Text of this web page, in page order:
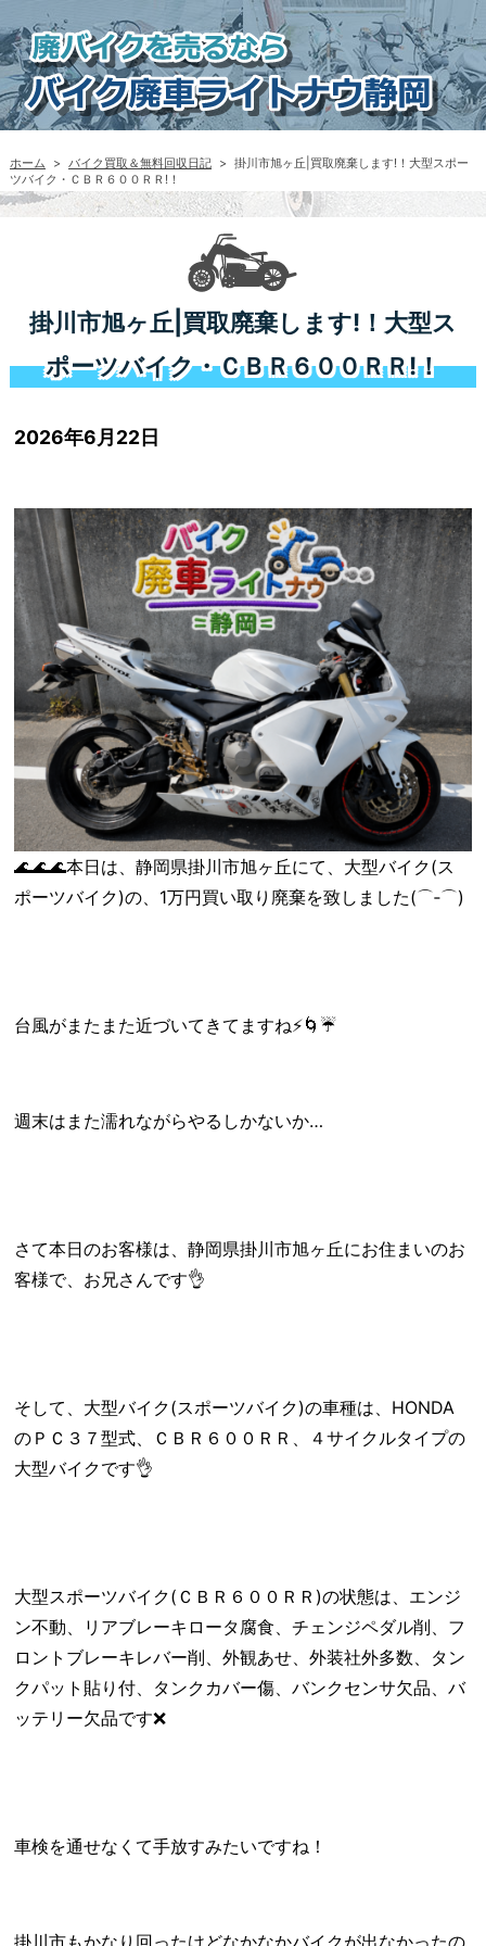
ホーム > バイク買取＆無料回収日記 > 掛川市旭ヶ丘|買取廃棄します!！大型スポー
ツバイク・ＣＢＲ６００ＲＲ!！
掛川市旭ヶ丘|買取廃棄します!！大型ス
ポーツバイク・ＣＢＲ６００ＲＲ!！
2026年6月22日
🌊🌊🌊本日は、静岡県掛川市旭ヶ丘にて、大型バイク(ス
ポーツバイク)の、1万円買い取り廃棄を致しました(⌒‐⌒)
台風がまたまた近づいてきてますね⚡🌀☔
週末はまた濡れながらやるしかないか…
さて本日のお客様は、静岡県掛川市旭ヶ丘にお住まいのお
客様で、お兄さんです👌
そして、大型バイク(スポーツバイク)の車種は、HONDA
のＰＣ３７型式、ＣＢＲ６００ＲＲ、４サイクルタイプの
大型バイクです👌
大型スポーツバイク(ＣＢＲ６００ＲＲ)の状態は、エンジ
ン不動、リアブレーキロータ腐食、チェンジペダル削、フ
ロントブレーキレバー削、外観あせ、外装社外多数、タン
クパット貼り付、タンクカバー傷、バンクセンサ欠品、バ
ッテリー欠品です❌
車検を通せなくて手放すみたいですね！
掛川市もかなり回ったけどなかなかバイクが出なかったの